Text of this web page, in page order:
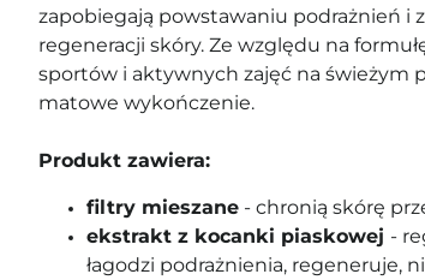
zapobiegają powstawaniu podrażnień i
regeneracji skóry. Ze względu na
sportów i aktywnych zajęć na świeżym
matowe wykończenie.
Produkt zawiera:
filtry mieszane - chronią skórę
ekstrakt z kocanki piaskowej -
łagodzi podrażnienia, regeneruje,